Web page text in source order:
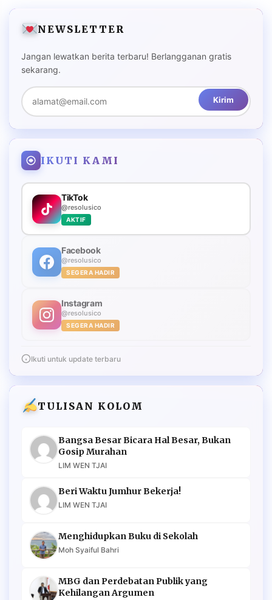
NEWSLETTER
Jangan lewatkan berita terbaru! Berlangganan gratis
sekarang.
Kirim
IKUTI KAMI
TikTok
@resolusico
AKTIF
Facebook
@resolusico
SEGERA HADIR
Instagram
@resolusico
SEGERA HADIR
Ikuti untuk update terbaru
TULISAN KOLOM
Bangsa Besar Bicara Hal Besar, Bukan
Gosip Murahan
LIM WEN TJAI
Beri Waktu Jumhur Bekerja!
LIM WEN TJAI
Menghidupkan Buku di Sekolah
Moh Syaiful Bahri
MBG dan Perdebatan Publik yang
Kehilangan Argumen